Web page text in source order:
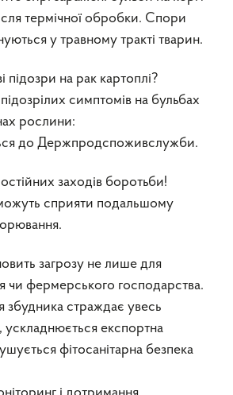
термічної обробки. Спори
у травному тракті тварин.
на рак картоплі?
симптомів на бульбах
рослини:
до Держпродспоживслужби.
заходів боротьби!
сприяти подальшому
загрозу не лише для
чи фермерського господарства.
збудника страждає увесь
ускладнюється експортна
фітосанітарна безпека